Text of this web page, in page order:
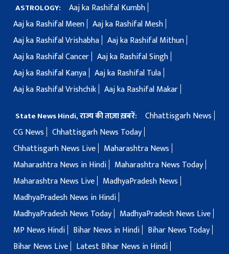
ASTROLOGY:
Aaj ka Rashifal Kumbh
Aaj ka Rashifal Meen Aaj ka Rashifal Mesh
Aaj ka Rashifal Vrishabha Aaj ka Rashifal Mithun
Aaj ka Rashifal Cancer Aaj ka Rashifal Singh
Aaj ka Rashifal Kanya Aaj ka Rashifal Tula
Aaj ka Rashifal Vrishchik Aaj ka Rashifal Makar
State News Hindi, राज्य की ताज़ा ख़बरें:
Chhattisgarh News
CG News
Chhattisgarh News Today
Chhattisgarh News Live
Maharashtra News
Maharashtra News in Hindi
Maharashtra News Today
Maharashtra News Live
MadhyaPradesh News
MadhyaPradesh News in Hindi
MadhyaPradesh News Today
MadhyaPradesh News Live
MP News Hindi
Bihar News in Hindi
Bihar News Today
Bihar News Live
Latest Bihar News in Hindi